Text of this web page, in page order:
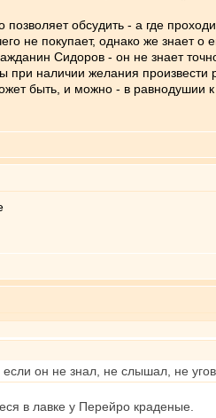
обсудить - а где
не покупает, однако же знает о
Сидоров - он не знает
наличии желания произвести
быть, и можно - в равнодушии
он не знал, не слышал, не
в лавке у Перейро краденые.